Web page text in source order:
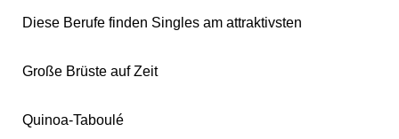
Diese Berufe finden Singles am attraktivsten
Große Brüste auf Zeit
Quinoa-Taboulé